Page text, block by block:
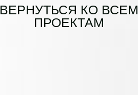
ВЕРНУТЬСЯ КО ВСЕМ
ПРОЕКТАМ